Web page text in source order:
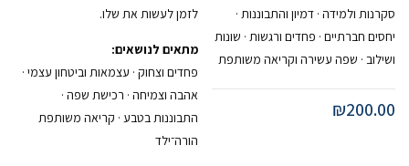
סקרנות ולמידה · דמיון והתבוננות ·
יחסים חברתיים · פחדים ורגשות · שונות
ושילוב · שפה עשירה וקריאה משותפת
₪200.00
לזמן לעשות את שלו.
מתאים לנושאים:
פחדים וצחוק · עצמאות וביטחון עצמי ·
אהבה וצמיחה · רכישת שפה ·
התבוננות בטבע · קריאה משותפת
הורה־ילד